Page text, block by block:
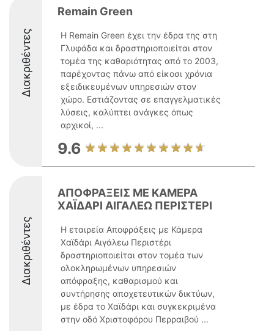
Διακριθέντες
Remain Green
Η Remain Green έχει την έδρα της στη
Γλυφάδα και δραστηριοποιείται στον
τομέα της καθαριότητας από το 2003,
παρέχοντας πάνω από είκοσι χρόνια
εξειδικευμένων υπηρεσιών στον
χώρο. Εστιάζοντας σε επαγγελματικές
λύσεις, καλύπτει ανάγκες όπως
αρχικοί, ...
9.6
Διακριθέντες
ΑΠΟΦΡΑΞΕΙΣ ΜΕ ΚΑΜΕΡΑ
ΧΑΪΔΑΡΙ ΑΙΓΑΛΕΩ ΠΕΡΙΣΤΕΡΙ
Η εταιρεία Αποφράξεις με Κάμερα
Χαϊδάρι Αιγάλεω Περιστέρι
δραστηριοποιείται στον τομέα των
ολοκληρωμένων υπηρεσιών
απόφραξης, καθαρισμού και
συντήρησης αποχετευτικών δικτύων,
με έδρα το Χαϊδάρι και συγκεκριμένα
στην οδό Χριστοφόρου Περραιβού ...